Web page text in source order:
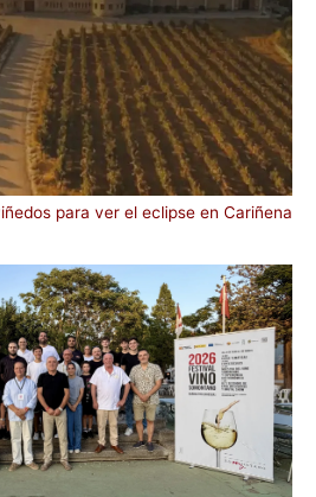
para ver el eclipse en Cariñena